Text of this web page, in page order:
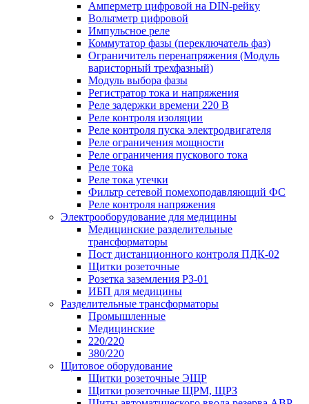
Амперметр цифровой на DIN-рейку
Вольтметр цифровой
Импульсное реле
Коммутатор фазы (переключатель фаз)
Ограничитель перенапряжения (Модуль
варисторный трехфазный)
Модуль выбора фазы
Регистратор тока и напряжения
Реле задержки времени 220 В
Реле контроля изоляции
Реле контроля пуска электродвигателя
Реле ограничения мощности
Реле ограничения пускового тока
Реле тока
Реле тока утечки
Фильтр сетевой помехоподавляющий ФС
Реле контроля напряжения
Электрооборудование для медицины
Медицинские разделительные
трансформаторы
Пост дистанционного контроля ПДК-02
Щитки розеточные
Розетка заземления РЗ-01
ИБП для медицины
Разделительные трансформаторы
Промышленные
Медицинские
220/220
380/220
Щитовое оборудование
Щитки розеточные ЭЩР
Щитки розеточные ЩРМ, ЩРЗ